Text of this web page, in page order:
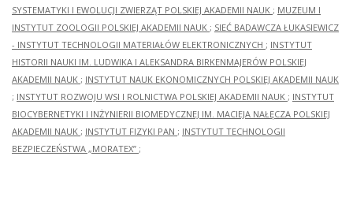
SYSTEMATYKI I EWOLUCJI ZWIERZĄT POLSKIEJ AKADEMII NAUK ; MUZEUM I
INSTYTUT ZOOLOGII POLSKIEJ AKADEMII NAUK ; SIEĆ BADAWCZA ŁUKASIEWICZ
- INSTYTUT TECHNOLOGII MATERIAŁÓW ELEKTRONICZNYCH ; INSTYTUT
HISTORII NAUKI IM. LUDWIKA I ALEKSANDRA BIRKENMAJERÓW POLSKIEJ
AKADEMII NAUK ; INSTYTUT NAUK EKONOMICZNYCH POLSKIEJ AKADEMII NAUK
; INSTYTUT ROZWOJU WSI I ROLNICTWA POLSKIEJ AKADEMII NAUK ; INSTYTUT
BIOCYBERNETYKI I INŻYNIERII BIOMEDYCZNEJ IM. MACIEJA NAŁĘCZA POLSKIEJ
AKADEMII NAUK ; INSTYTUT FIZYKI PAN ; INSTYTUT TECHNOLOGII
BEZPIECZEŃSTWA „MORATEX” ;